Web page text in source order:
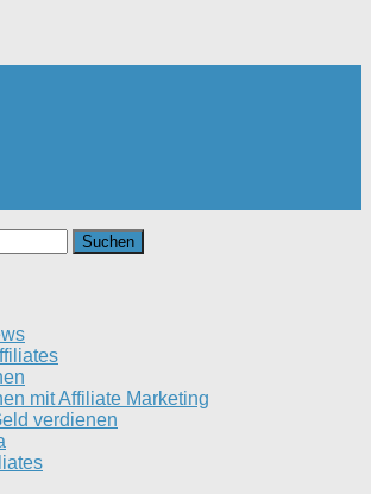
mit Affiliate Marketing
verdienen